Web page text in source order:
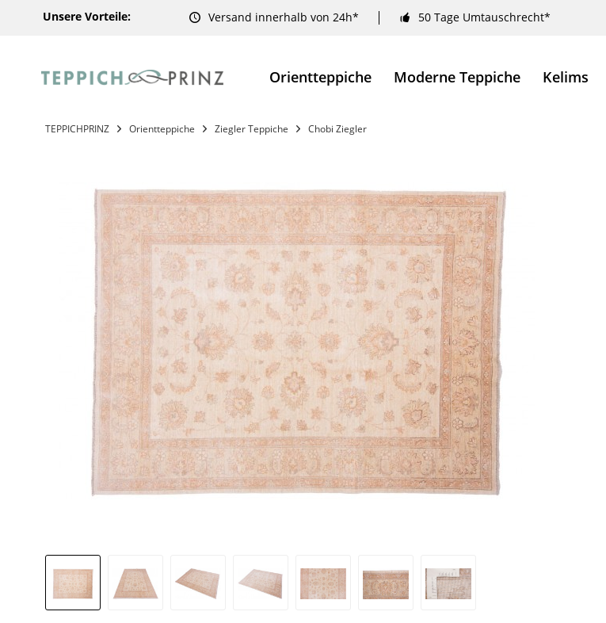
Unsere Vorteile: Versand innerhalb von 24h* 50 Tage Umtauschrecht*
Orientteppiche Moderne Teppiche Kelims
TEPPICHPRINZ Orientteppiche Ziegler Teppiche Chobi Ziegler